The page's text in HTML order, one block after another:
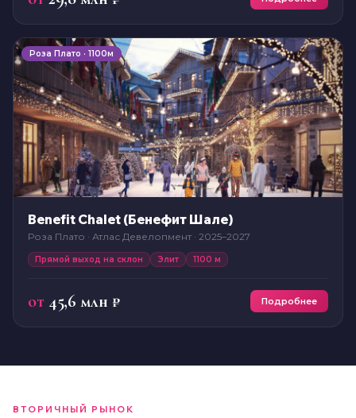
Роза Плато · 1100м
Benefit Chalet (Бенефит Шале)
Роза Плато · Атлас Девелопмент · 2025–2027
Прямой выход на склон Элит 1100 м
от 45,6 млн ₽ Подробнее
ВТОРИЧНЫЙ РЫНОК